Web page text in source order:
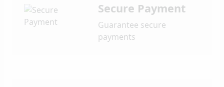
Secure Payment
Guarantee secure
payments